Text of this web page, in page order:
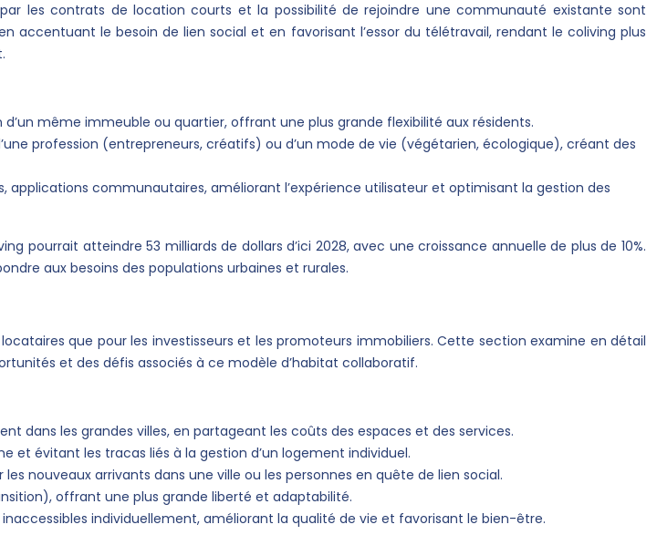
les contrats de location courts et la possibilité de rejoindre une communauté existante sont
accentuant le besoin de lien social et en favorisant l’essor du télétravail, rendant le coliving plus
même immeuble ou quartier, offrant une plus grande flexibilité aux résidents.
profession (entrepreneurs, créatifs) ou d’un mode de vie (végétarien, écologique), créant des
communautaires, améliorant l’expérience utilisateur et optimisant la gestion des
pourrait atteindre 53 milliards de dollars d’ici 2028, avec une croissance annuelle de plus de 10%.
aux besoins des populations urbaines et rurales.
que pour les investisseurs et les promoteurs immobiliers. Cette section examine en détail
et des défis associés à ce modèle d’habitat collaboratif.
dans les grandes villes, en partageant les coûts des espaces et des services.
évitant les tracas liés à la gestion d’un logement individuel.
nouveaux arrivants dans une ville ou les personnes en quête de lien social.
offrant une plus grande liberté et adaptabilité.
individuellement, améliorant la qualité de vie et favorisant le bien-être.